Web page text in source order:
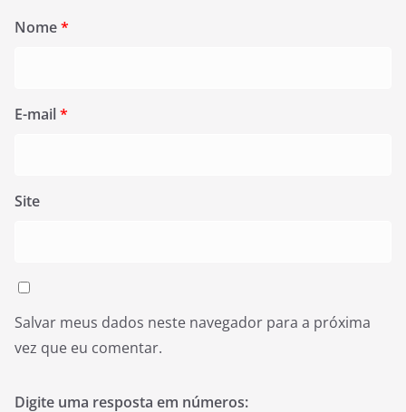
Nome*
E-mail*
Site
Salvar meus dados neste navegador para a próxima
vez que eu comentar.
Digite uma resposta em números: